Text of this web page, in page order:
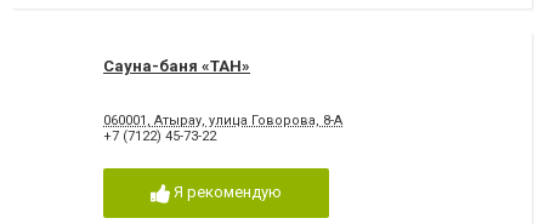
Сауна-баня «ТАН»
060001, Атырау, улица Говорова, 8-А
+7 (7122) 45-73-22
Я рекомендую